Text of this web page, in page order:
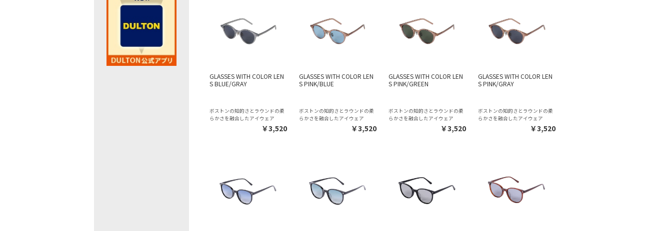
GLASSES WITH COLOR LEN
S BLUE/GRAY
ボストンの知的さとラウンドの柔
らかさを融合したアイウェア
￥3,520
GLASSES WITH COLOR LEN
S PINK/BLUE
ボストンの知的さとラウンドの柔
らかさを融合したアイウェア
￥3,520
GLASSES WITH COLOR LEN
S PINK/GREEN
ボストンの知的さとラウンドの柔
らかさを融合したアイウェア
￥3,520
GLASSES WITH COLOR LEN
S PINK/GRAY
ボストンの知的さとラウンドの柔
らかさを融合したアイウェア
￥3,520